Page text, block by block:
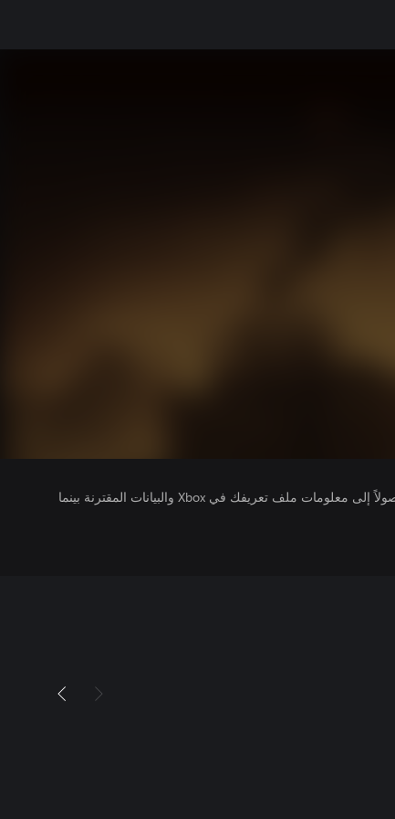
يتلقى ناشرو الألعاب التي تقوم بتشغيلها وصولاً إلى معلومات ملف تعريفك في Xbox والبيانات المقترنة بينما